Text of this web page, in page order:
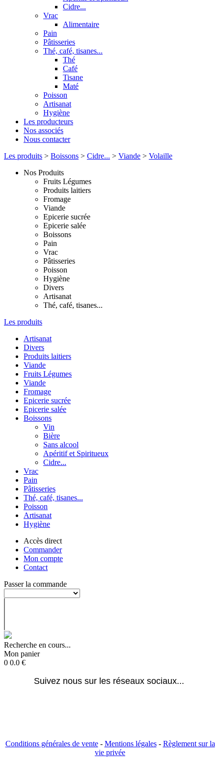
Cidre...
Vrac
Alimentaire
Pain
Pâtisseries
Thé, café, tisanes...
Thé
Café
Tisane
Maté
Poisson
Artisanat
Hygiène
Les producteurs
Nos associés
Nous contacter
Les produits > Boissons > Cidre... > Viande > Volaille
Nos Produits
Fruits Légumes
Produits laitiers
Fromage
Viande
Epicerie sucrée
Epicerie salée
Boissons
Pain
Vrac
Pâtisseries
Poisson
Hygiène
Divers
Artisanat
Thé, café, tisanes...
Les produits
Artisanat
Divers
Produits laitiers
Viande
Fruits Légumes
Viande
Fromage
Epicerie sucrée
Epicerie salée
Boissons
Vin
Bière
Sans alcool
Apéritif et Spiritueux
Cidre...
Vrac
Pain
Pâtisseries
Thé, café, tisanes...
Poisson
Artisanat
Hygiène
Accès direct
Commander
Mon compte
Contact
Passer la commande
Recherche en cours...
Mon panier
0 0.0 €
Suivez nous sur les réseaux sociaux...
Conditions générales de vente- Mentions légales- Règlement sur la
vie privée